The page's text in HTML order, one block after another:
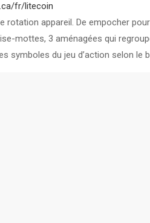
fr/litecoin
rotation appareil. De empocher
mottes, 3 aménagées qui
symboles du jeu d’action selon le